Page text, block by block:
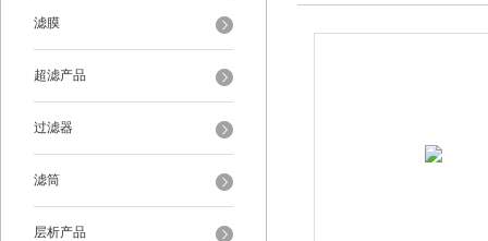
滤膜
超滤产品
过滤器
滤筒
层析产品